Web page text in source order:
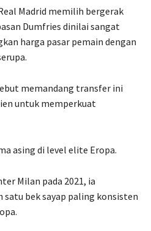
Madrid memilih bergerak
Dumfries dinilai sangat
harga pasar pemain dengan
memandang transfer ini
untuk memperkuat
asing di level elite Eropa.
Milan pada 2021, ia
satu bek sayap paling konsisten